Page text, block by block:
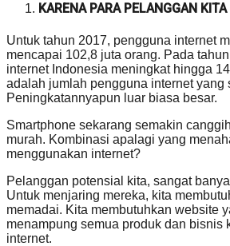
KARENA PARA PELANGGAN
Untuk tahun 2017, pengguna internet
mencapai 102,8 juta orang. Pada
internet Indonesia meningkat hingga
adalah jumlah pengguna internet yang
Peningkatannyapun luar biasa besar.
Smartphone sekarang semakin
murah. Kombinasi apalagi yang
menggunakan internet?
Pelanggan potensial kita, sangat
Untuk menjaring mereka, kita
memadai. Kita membutuhkan website
menampung semua produk dan bisnis
internet.